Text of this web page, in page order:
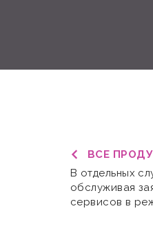
ВСЕ
В отдельных
обслуживая
сервисов в